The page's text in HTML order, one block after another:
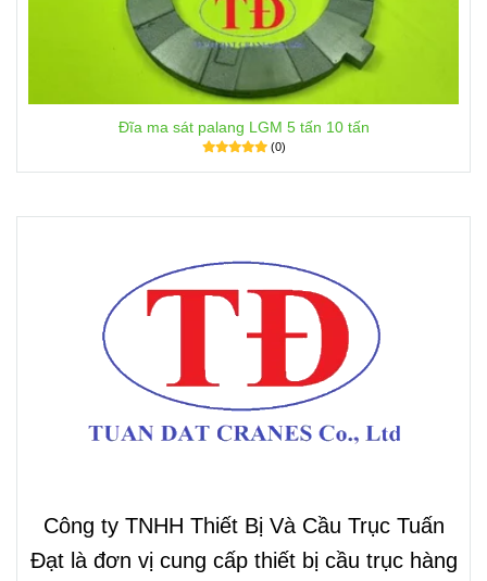
Đĩa ma sát palang LGM 5 tấn 10 tấn
(0)
Công ty TNHH Thiết Bị Và Cầu Trục Tuấn
Đạt là đơn vị cung cấp thiết bị cầu trục hàng